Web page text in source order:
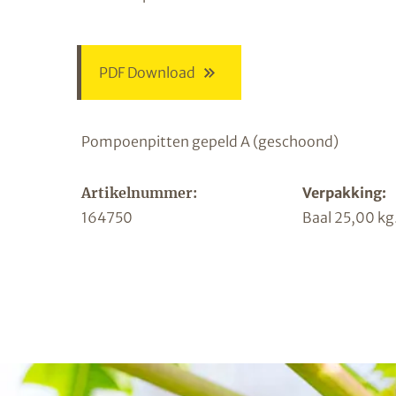
PDF Download
Pompoenpitten gepeld A (geschoond)
Artikelnummer:
Verpakking:
164750
Baal 25,00